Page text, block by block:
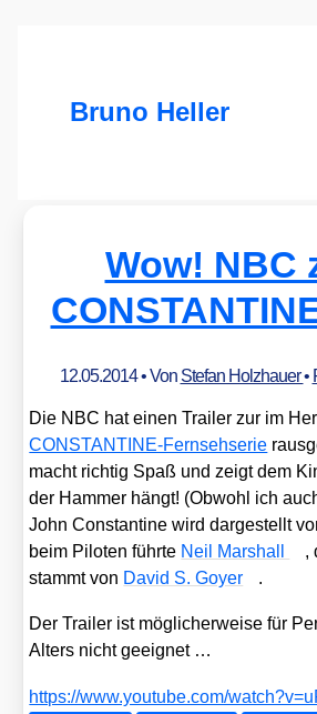
Bruno Heller
Wow! NBC
12.05.2014• Von Stefan Holzhauer•
Die NBC hat einen Trai­ler zur im
CON­STAN­TI­NE-Fern­seh­se­rie
macht rich­tig Spaß und zeigt dem
der Ham­mer hängt! (Obwohl ich
John Con­stan­ti­ne wird dar­ge­stellt
beim Pilo­ten führ­te Neil Mar­shall
,
stammt von David S. Goy­er .
Der Trai­ler ist mög­li­cher­wei­se für
Alters nicht geeig­net …
https://​www​.you​tube​.com/​